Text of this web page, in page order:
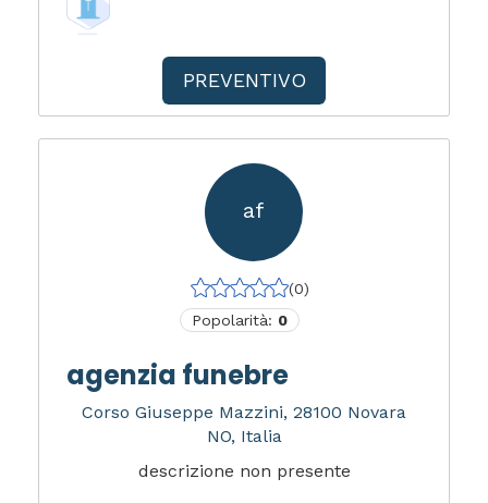
PREVENTIVO
af
(0)
Popolarità: 0
agenzia funebre
Corso Giuseppe Mazzini, 28100 Novara
NO, Italia
descrizione non presente